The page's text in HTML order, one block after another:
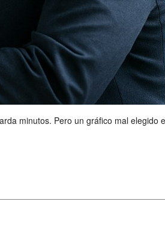
minutos. Pero un gráfico mal elegido